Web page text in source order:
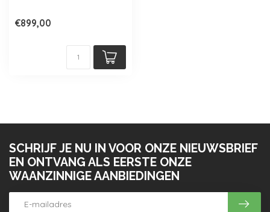
€899,00
SCHRIJF JE NU IN VOOR ONZE NIEUWSBRIEF
EN ONTVANG ALS EERSTE ONZE
WAANZINNIGE AANBIEDINGEN